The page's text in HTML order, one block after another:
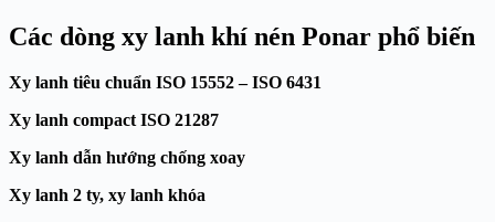
Các dòng xy lanh khí nén Ponar phổ biến
Xy lanh tiêu chuẩn ISO 15552 – ISO 6431
Xy lanh compact ISO 21287
Xy lanh dẫn hướng chống xoay
Xy lanh 2 ty, xy lanh khóa